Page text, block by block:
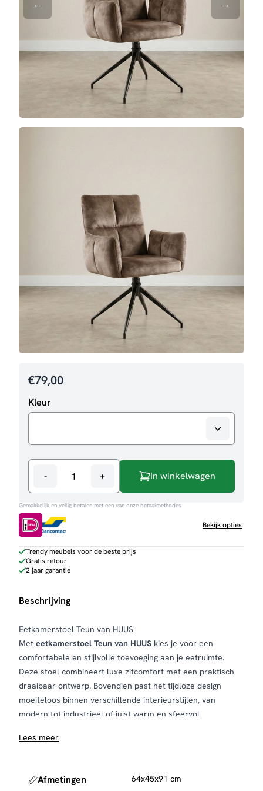
€79,00
Kleur
-
Eetkamerstoel
Teun
aantal
+ In winkelwagen
Gemakkelijk en veilig betalen met een van onze betaalmethodes
Bekijk opties
Trendy meubels voor de beste prijs
Gratis retour
2 jaar garantie
Beschrijving
Eetkamerstoel Teun van HUUS
Met eetkamerstoel Teun van HUUS kies je voor een
comfortabele en stijlvolle toevoeging aan je eetruimte.
Deze stoel combineert luxe zitcomfort met een praktisch
draaibaar ontwerp. Bovendien past het tijdloze design
moeiteloos binnen verschillende interieurstijlen, van
modern tot industrieel of juist warm en sfeervol.
met een ergonomische zitting die zorgt voor prettig comfort
Hierdoor is Teun ideaal voor dagelijks gebruik én gezellige
Lees meer
Afmetingen 64x45x91 cm